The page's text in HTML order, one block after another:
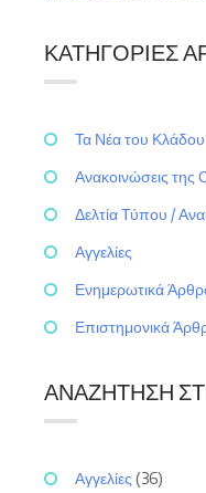
ΚΑΤΗΓΟΡΊΕΣ
Τα Νέα του Κλάδου
Ανακοινώσεις της
Δελτία Τύπου /
Αγγελίες
Ενημερωτικά
Επιστημονικά
ΑΝΑΖΉΤΗΣΗ
Αγγελίες (36)